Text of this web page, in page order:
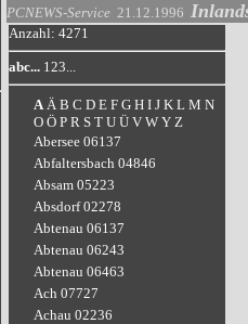
PCNEWS-Service 21.12.1996
Anzahl: 4271
abc... 123...
A Ä B C D E F G H I J K L M N
O Ö P R S T U Ü V W Y Z
Abersee 06137
Abfaltersbach 04846
Absam 05223
Absdorf 02278
Abtenau 06137
Abtenau 06243
Abtenau 06463
Ach 07727
Achau 02236